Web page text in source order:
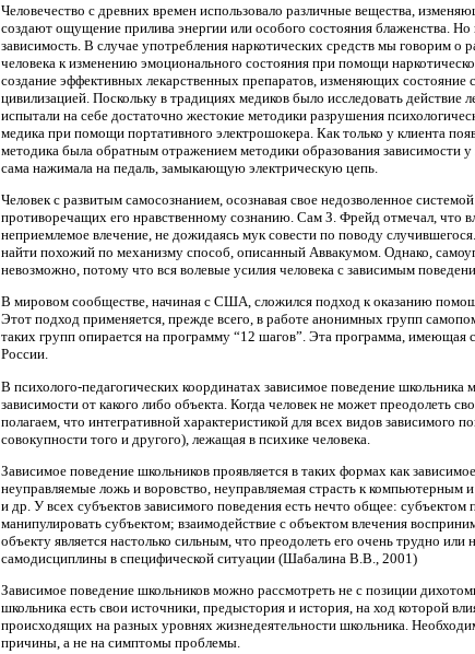
Человечество с древних времен использовало различные вещества,
создают ощущение прилива энергии или особого состояния блаженства.
зависимость. В случае употребления наркотических средств мы говорим
человека к изменению эмоционального состояния при помощи
создание эффективных лекарственных препаратов, изменяющих состояние
цивилизацией. Поскольку в традициях медиков было исследовать
испытали на себе достаточно жестокие методики разрушения
медика при помощи портативного электрошокера. Как только у клиента
методика была обратным отражением методики образования зависимости
сама нажимала на педаль, замыкающую электрическую цепь.
Человек с развитым самосознанием, осознавая свое недозволенное
противоречащих его нравственному сознанию. Сам З. Фрейд отмечал, что
неприемлемое влечение, не дожидаясь мук совести по поводу
найти похожий по механизму способ, описанный Аввакумом. Однако,
невозможно, потому что вся волевые усилия человека с зависимым
В мировом сообществе, начиная с США, сложился подход к оказанию
Этот подход применяется, прежде всего, в работе анонимных групп
таких групп опирается на программу “12 шагов”. Эта программа,
России.
В психолого-педагогических координатах зависимое поведение
зависимости от какого либо объекта. Когда человек не может преодолеть
полагаем, что интегративной характеристикой для всех видов зависимого
совокупности того и другого), лежащая в психике человека.
Зависимое поведение школьников проявляется в таких формах как
неуправляемые ложь и воровство, неуправляемая страсть к
и др. У всех субъектов зависимого поведения есть нечто общее:
манипулировать субъектом; взаимодействие с объектом влечения
объекту является настолько сильным, что преодолеть его очень трудно
самодисциплины в специфической ситуации (Шабалина В.В., 2001)
Зависимое поведение школьников можно рассмотреть не с позиции
школьника есть свои источники, предыстория и история, на ход которой
происходящих на разных уровнях жизнедеятельности школьника.
причины, а не на симптомы проблемы.